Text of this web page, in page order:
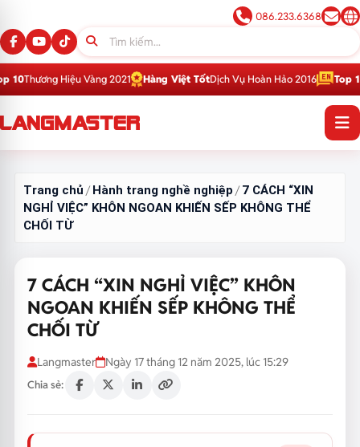
086.233.6368
Vàng 2021 Hàng Việt TốtDịch Vụ Hoàn Hảo 2016 Top 1Thương Hiệu
Trang chủ /Hành trang nghề nghiệp /7 CÁCH “XIN
NGHỈ VIỆC” KHÔN NGOAN KHIẾN SẾP KHÔNG THỂ
CHỐI TỪ
7 CÁCH “XIN NGHỈ VIỆC” KHÔN
NGOAN KHIẾN SẾP KHÔNG THỂ
CHỐI TỪ
Langmaster Ngày 17 tháng 12 năm 2025, lúc 15:29
Chia sẻ: